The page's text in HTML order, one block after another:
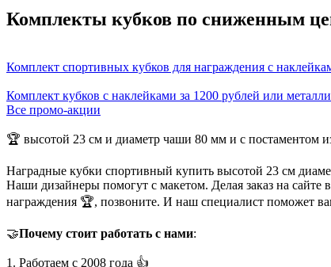
Комплекты кубков по сниженным
Комплект спортивных кубков для награждения с
Комплект кубков с наклейками за 1200 рублей или
Все промо-акции
🏆 высотой 23 см и диаметр чаши 80 мм и с постаментом
Наградные кубки спортивный купить высотой 23 см
Наши дизайнеры помогут с макетом. Делая заказ на
награждения 🏆, позвоните. И наш специалист поможет
🤝Почему стоит работать с нами:
1. Работаем с 2008 года 👍